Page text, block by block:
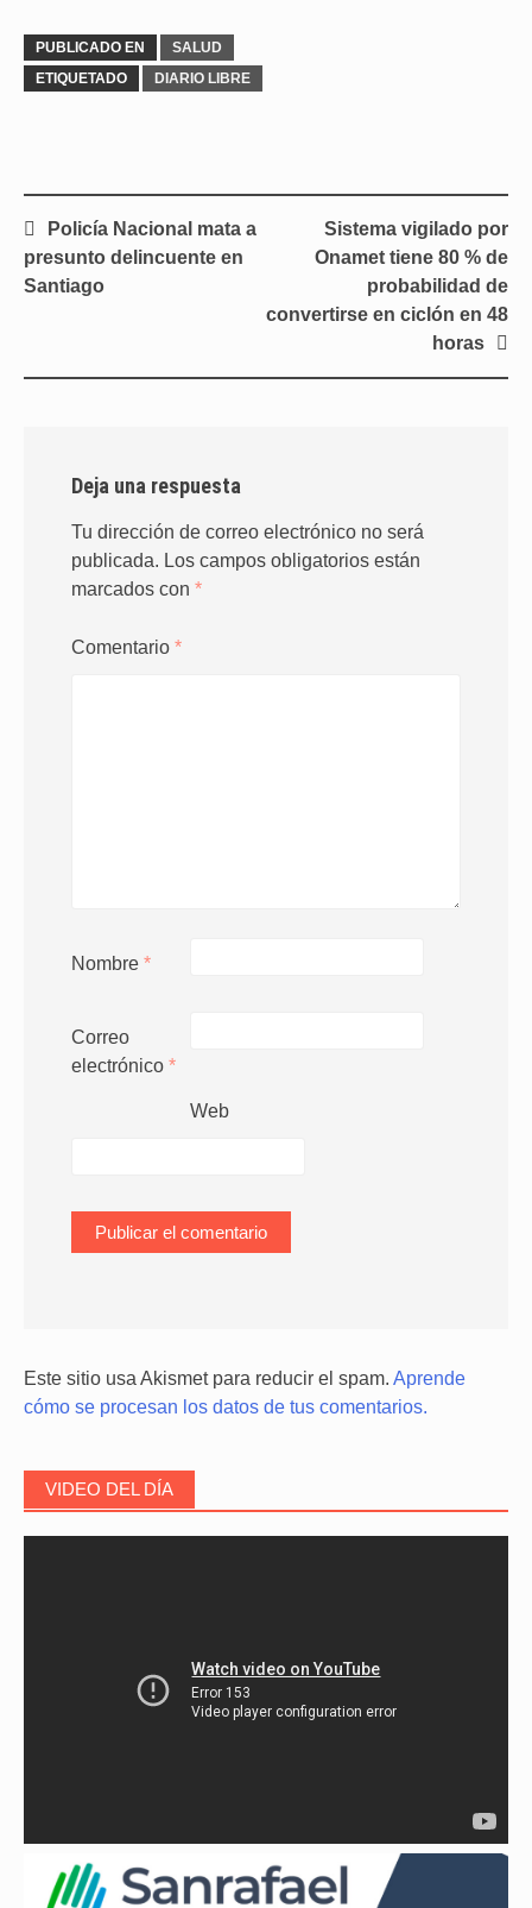
PUBLICADO EN
SALUD
ETIQUETADO
DIARIO LIBRE
Navegación
de
entradas
Policía Nacional mata a
presunto delincuente en
Santiago
Sistema vigilado por
Onamet tiene 80 % de
probabilidad de
convertirse en ciclón en 48
horas
Deja una respuesta
Tu dirección de correo electrónico no será
publicada. Los campos obligatorios están
marcados con *
Comentario *
Nombre *
Correo
electrónico *
Web
Este sitio usa Akismet para reducir el spam. Aprende
cómo se procesan los datos de tus comentarios.
VIDEO DEL DÍA